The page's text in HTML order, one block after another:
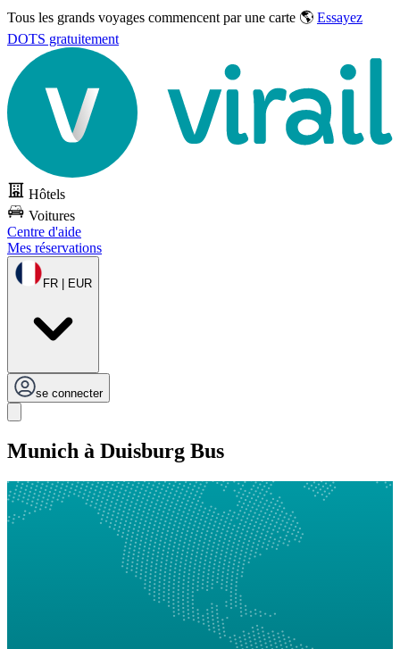
Tous les grands voyages commencent par une carte 🌎 Essayez
DOTS gratuitement
Hôtels
Voitures
Centre d'aide
Mes réservations
FR | EUR
se connecter
Munich à Duisburg Bus